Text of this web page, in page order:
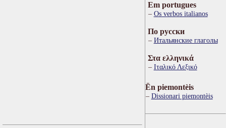
Em portugues
Os verbos italianos
По русски
Итальянские глаголы
Στα ελληνικά
Ιταλικό Λεξικό
Ën piemontèis
Dissionari piemontèis